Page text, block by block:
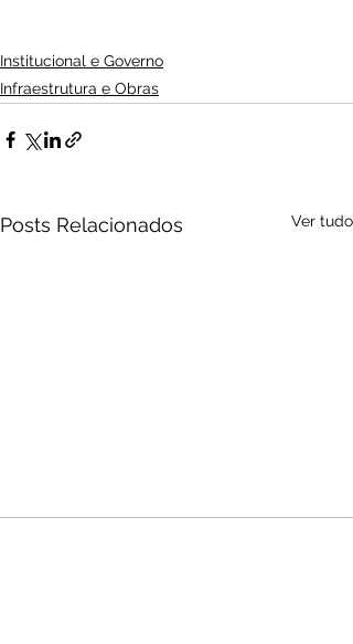
Institucional e Governo
Infraestrutura e Obras
Posts Relacionados Ver tudo